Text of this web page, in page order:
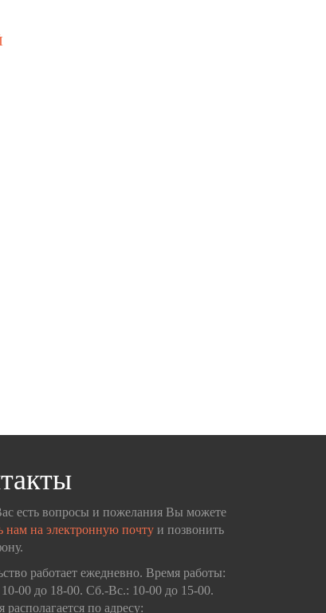
есть вопросы и пожелания Вы можете
нам на электронную почту и позвонить
работает ежедневно. Время работы:
00 до 18-00. Сб.-Вс.: 10-00 до 15-00.
располагается по адресу: